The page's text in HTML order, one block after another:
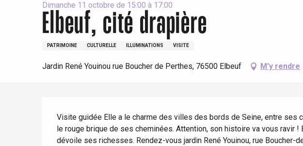
Pour profiter
Tout l'agenda
Avec les enfants
Entre amis
Incontournables
Lieux branchés
Bien de chez nous !
Séjours en bord de
Séjours à vélo
Dimanche 11 octobre de 15:00 à 17:00
Elbeuf, cité drapière
PATRIMOINE CULTURELLE ILLUMINATIONS VISITE
Jardin René Youinou rue Boucher de Perthes, 76500 Elbeuf M'y rendre
Visite guidée Elle a le charme des villes des bords de Seine, entre ses
le rouge brique de ses cheminées. Attention, son histoire va vous ravir !
dévoile ses richesses. Rendez-vous jardin René Youinou, rue Boucher-